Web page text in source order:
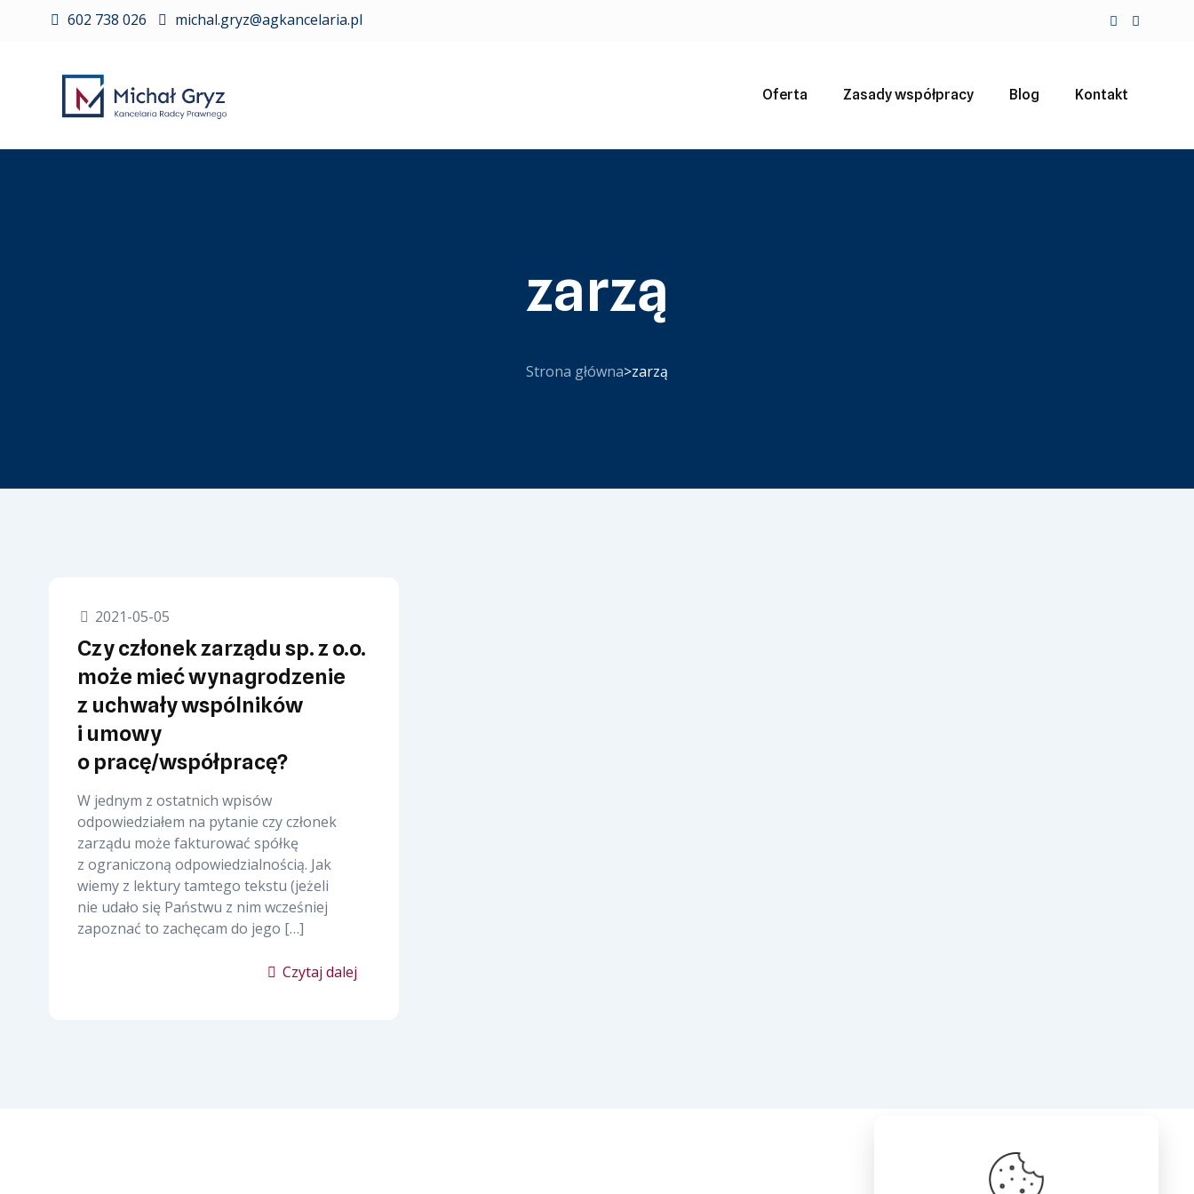
602 738 026 michal.gryz@agkancelaria.pl
Oferta Zasady współpracy Blog Kontakt
zarzą
Strona główna>zarzą
2021-05-05
Czy członek zarządu sp. z o.o.
może mieć wynagrodzenie
z uchwały wspólników
i umowy
o pracę/współpracę?
W jednym z ostatnich wpisów
odpowiedziałem na pytanie czy członek
zarządu może fakturować spółkę
z ograniczoną odpowiedzialnością. Jak
wiemy z lektury tamtego tekstu (jeżeli
nie udało się Państwu z nim wcześniej
zapoznać to zachęcam do jego […]
Czytaj dalej